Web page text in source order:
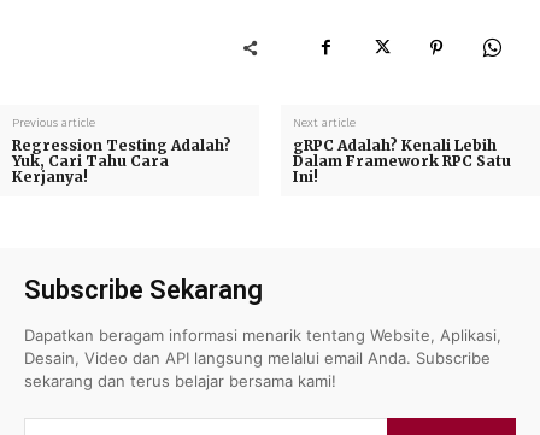
Previous article
Regression Testing Adalah?
Yuk, Cari Tahu Cara
Kerjanya!
Next article
gRPC Adalah? Kenali Lebih
Dalam Framework RPC Satu
Ini!
Subscribe Sekarang
Dapatkan beragam informasi menarik tentang Website, Aplikasi,
Desain, Video dan API langsung melalui email Anda. Subscribe
sekarang dan terus belajar bersama kami!